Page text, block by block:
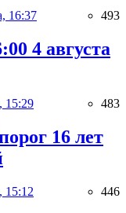
16:37 493
4 августа
15:29 483
16 лет
15:12 446